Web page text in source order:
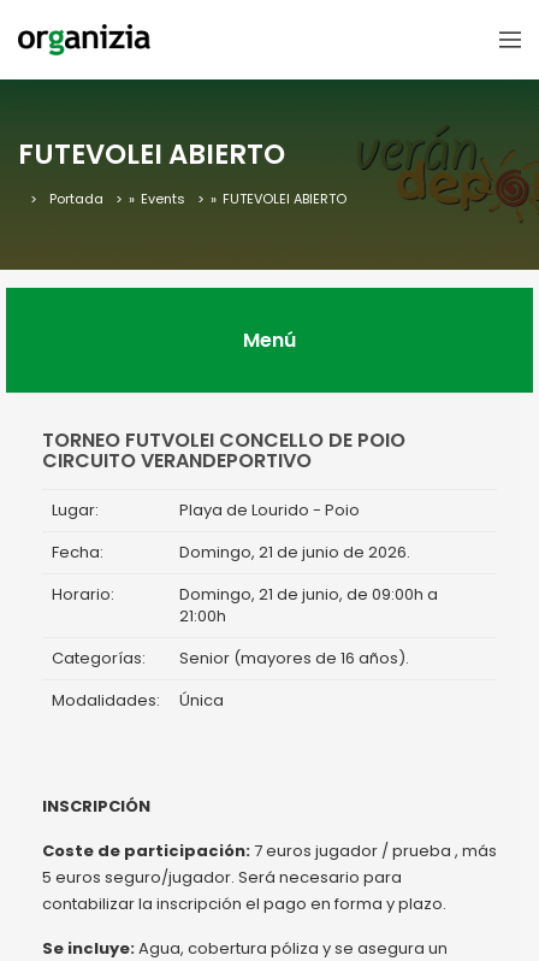
FUTEVOLEI ABIERTO
Portada » Events » FUTEVOLEI ABIERTO
Menú
TORNEO FUTVOLEI CONCELLO DE POIO
CIRCUITO VERANDEPORTIVO
Lugar:
Playa de Lourido - Poio
Fecha:
Domingo, 21 de junio de 2026.
Horario:
Domingo, 21 de junio, de 09:00h a
21:00h
Categorías:
Senior (mayores de 16 años).
Modalidades:
Única
INSCRIPCIÓN
Coste de participación:7 euros jugador / prueba , más
5 euros seguro/jugador. Será necesario para
contabilizar la inscripción el pago en forma y plazo.
Se incluye:Agua, cobertura póliza y se asegura un